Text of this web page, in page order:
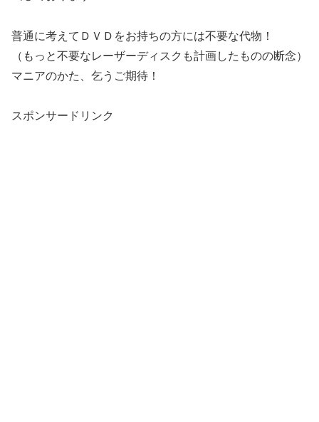
普通に考えてＤＶＤをお持ちの方には不要な代物！
（もっと不要なレーザーディスクも計画したものの断念）
マニアのかた、乞うご期待！
スポンサードリンク